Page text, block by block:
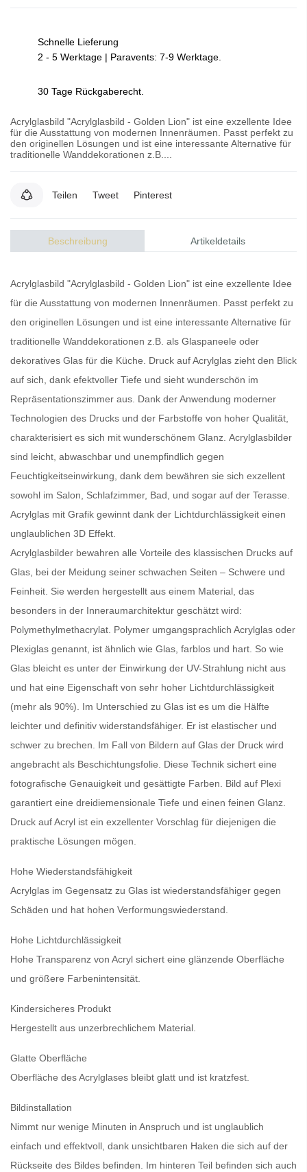
Schnelle Lieferung
2 - 5 Werktage | Paravents: 7-9 Werktage.
30 Tage Rückgaberecht.
Acrylglasbild "Acrylglasbild - Golden Lion" ist eine exzellente Idee
für die Ausstattung von modernen Innenräumen. Passt perfekt zu
den originellen Lösungen und ist eine interessante Alternative für
traditionelle Wanddekorationen z.B....
Teilen Tweet Pinterest
Beschreibung Artikeldetails
Acrylglasbild "Acrylglasbild - Golden Lion" ist eine exzellente Idee
für die Ausstattung von modernen Innenräumen. Passt perfekt zu
den originellen Lösungen und ist eine interessante Alternative für
traditionelle Wanddekorationen z.B. als Glaspaneele oder
dekoratives Glas für die Küche. Druck auf Acrylglas zieht den Blick
auf sich, dank efektvoller Tiefe und sieht wunderschön im
Repräsentationszimmer aus. Dank der Anwendung moderner
Technologien des Drucks und der Farbstoffe von hoher Qualität,
charakterisiert es sich mit wunderschönem Glanz. Acrylglasbilder
sind leicht, abwaschbar und unempfindlich gegen
Feuchtigkeitseinwirkung, dank dem bewähren sie sich exzellent
sowohl im Salon, Schlafzimmer, Bad, und sogar auf der Terasse.
Acrylglas mit Grafik gewinnt dank der Lichtdurchlässigkeit einen
unglaublichen 3D Effekt.
Acrylglasbilder bewahren alle Vorteile des klassischen Drucks auf
Glas, bei der Meidung seiner schwachen Seiten – Schwere und
Feinheit. Sie werden hergestellt aus einem Material, das
besonders in der Inneraumarchitektur geschätzt wird:
Polymethylmethacrylat. Polymer umgangsprachlich Acrylglas oder
Plexiglas genannt, ist ähnlich wie Glas, farblos und hart. So wie
Glas bleicht es unter der Einwirkung der UV-Strahlung nicht aus
und hat eine Eigenschaft von sehr hoher Lichtdurchlässigkeit
(mehr als 90%). Im Unterschied zu Glas ist es um die Hälfte
leichter und definitiv widerstandsfähiger. Er ist elastischer und
schwer zu brechen. Im Fall von Bildern auf Glas der Druck wird
angebracht als Beschichtungsfolie. Diese Technik sichert eine
fotografische Genauigkeit und gesättigte Farben. Bild auf Plexi
garantiert eine dreidiemensionale Tiefe und einen feinen Glanz.
Druck auf Acryl ist ein exzellenter Vorschlag für diejenigen die
praktische Lösungen mögen.
Hohe Wiederstandsfähigkeit
Acrylglas im Gegensatz zu Glas ist wiederstandsfähiger gegen
Schäden und hat hohen Verformungswiederstand.
Hohe Lichtdurchlässigkeit
Hohe Transparenz von Acryl sichert eine glänzende Oberfläche
und größere Farbenintensität.
Kindersicheres Produkt
Hergestellt aus unzerbrechlichem Material.
Glatte Oberfläche
Oberfläche des Acrylglases bleibt glatt und ist kratzfest.
Bildinstallation
Nimmt nur wenige Minuten in Anspruch und ist unglaublich
einfach und effektvoll, dank unsichtbaren Haken die sich auf der
Rückseite des Bildes befinden. Im hinteren Teil befinden sich auch